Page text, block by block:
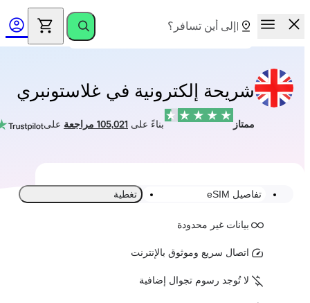
شريحة إلكترونية في غلاستونبري
بناءً على105,021 مراجعة على
تفاصيل eSIM تغطية
بيانات غير محدودة
اتصال سريع وموثوق بالإنترنت
لا تُوجد رسوم تجوال إضافية